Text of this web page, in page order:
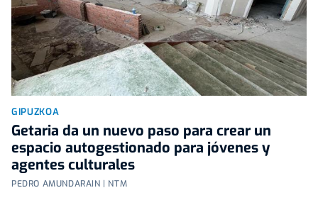
GIPUZKOA
Getaria da un nuevo paso para crear un
espacio autogestionado para jóvenes y
agentes culturales
PEDRO AMUNDARAIN | NTM